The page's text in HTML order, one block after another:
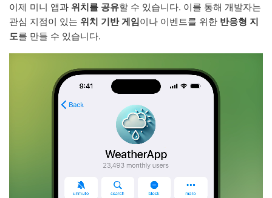
이제 미니 앱과 위치를 공유할 수 있습니다. 이를 통해 개발자는
관심 지점이 있는 위치 기반 게임이나 이벤트를 위한 반응형 지
도를 만들 수 있습니다.